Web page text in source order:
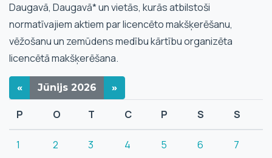
Daugavā, Daugavā* un vietās, kurās atbilstoši
normatīvajiem aktiem par licencēto makšķerēšanu,
vēžošanu un zemūdens medību kārtību organizēta
licencētā makšķerēšana.
« Jūnijs 2026 »
P O T C P S S
1 2 3 4 5 6 7